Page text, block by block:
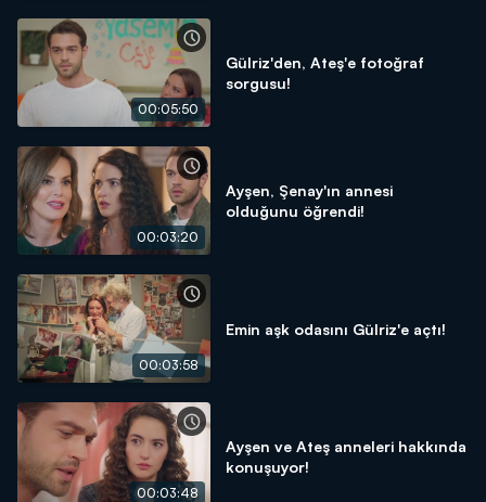
00:05:50
Gülriz'den, Ateş'e fotoğraf
sorgusu!
00:03:20
Ayşen, Şenay'ın annesi
olduğunu öğrendi!
00:03:58
Emin aşk odasını Gülriz'e açtı!
00:03:48
Ayşen ve Ateş anneleri hakkında
konuşuyor!